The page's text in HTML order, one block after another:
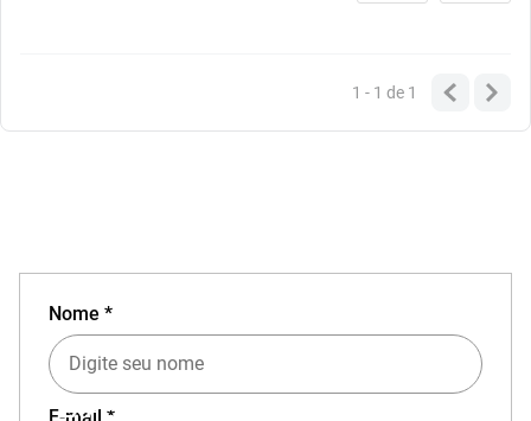
1 - 1de 1
EXPERIÊNCIA MIZUNO NO APP
Nome *